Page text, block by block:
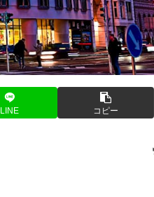
LINE コピー